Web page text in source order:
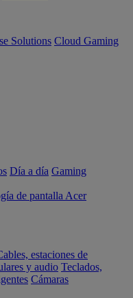
Solutions Cloud Gaming
Día a día Gaming
de pantalla Acer
estaciones de
y audio Teclados,
Cámaras